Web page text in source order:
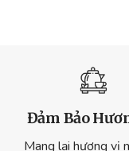
Đảm Bảo
Mang lại hương vị